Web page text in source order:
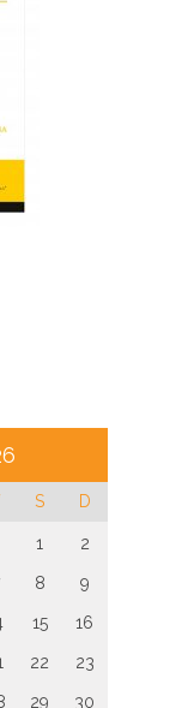
S D
1 2
8 9
15 16
22 23
29 30